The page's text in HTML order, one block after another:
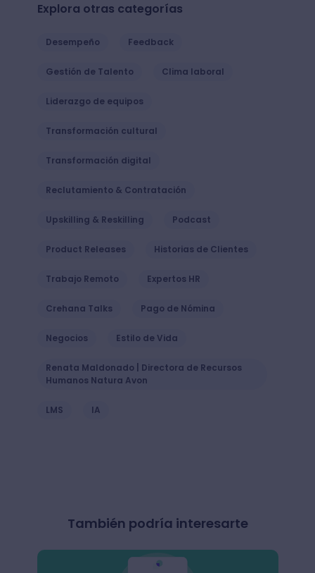
Explora otras categorías
Desempeño Feedback
Gestión de Talento Clima laboral
Liderazgo de equipos
Transformación cultural
Transformación digital
Reclutamiento & Contratación
Upskilling & Reskilling Podcast
Product Releases Historias de Clientes
Trabajo Remoto Expertos HR
Crehana Talks Pago de Nómina
Negocios Estilo de Vida
Renata Maldonado | Directora de Recursos
Humanos Natura Avon
LMS IA
También podría interesarte